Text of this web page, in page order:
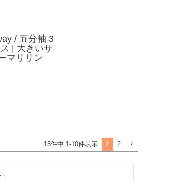
/ 五分袖 3
| 大きいサ
マリリン
15件中 1-10件表示 1 2